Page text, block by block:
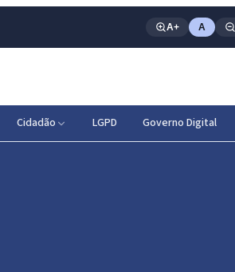
A+ A
Cidadão LGPD Governo Digital